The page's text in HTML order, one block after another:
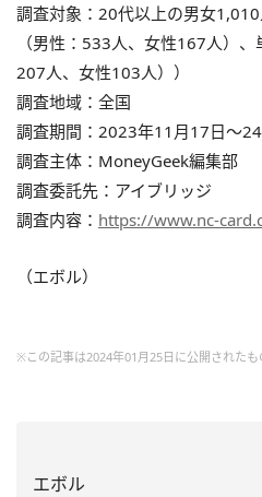
調査対象：20代以上の男女
（男性：533人、女性167人）
207人、女性103人））
調査地域：全国
調査期間：2023年11月17日〜
調査主体：MoneyGeek編集部
調査委託先：アイブリッジ
調査内容： https://www.nc-
（エボル）
※この記事は2024年01月25日に公開されたも
エボル